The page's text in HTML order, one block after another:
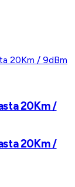
20Km /
20Km /